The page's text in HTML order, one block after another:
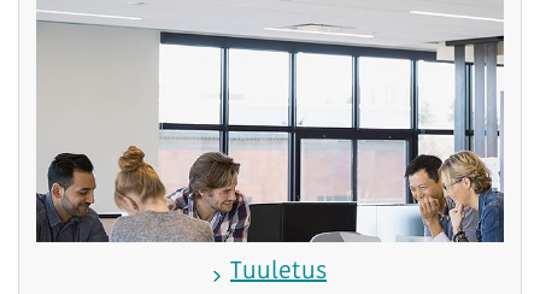
Tuuletus